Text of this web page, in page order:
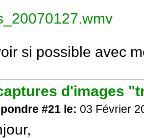
si possible avec
d'images
#21 le: 03 Février